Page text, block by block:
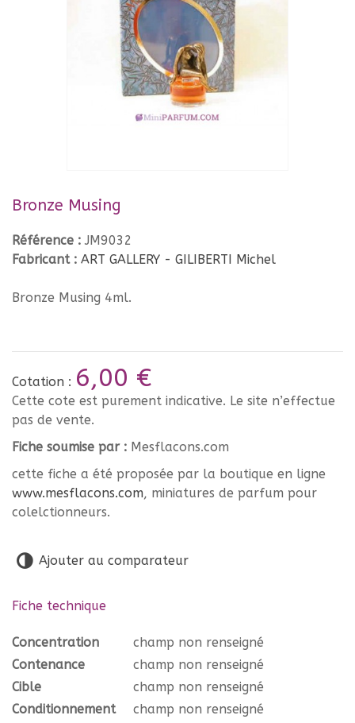
Bronze Musing
Référence : JM9032
Fabricant : ART GALLERY - GILIBERTI Michel
Bronze Musing 4ml.
Cotation : 6,00 €
Cette cote est purement indicative. Le site n’effectue
pas de vente.
Fiche soumise par : Mesflacons.com
cette fiche a été proposée par la boutique en ligne
www.mesflacons.com, miniatures de parfum pour
colelctionneurs.
Ajouter au comparateur
Fiche technique
Concentration
champ non renseigné
Contenance
champ non renseigné
Cible
champ non renseigné
Conditionnement
champ non renseigné